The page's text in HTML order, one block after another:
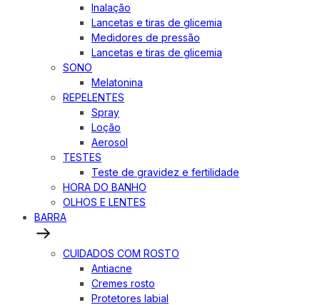
Inalação
Lancetas e tiras de glicemia
Medidores de pressão
Lancetas e tiras de glicemia
SONO
Melatonina
REPELENTES
Spray
Loção
Aerosol
TESTES
Teste de gravidez e fertilidade
HORA DO BANHO
OLHOS E LENTES
BARRA
CUIDADOS COM ROSTO
Antiacne
Cremes rosto
Protetores labial